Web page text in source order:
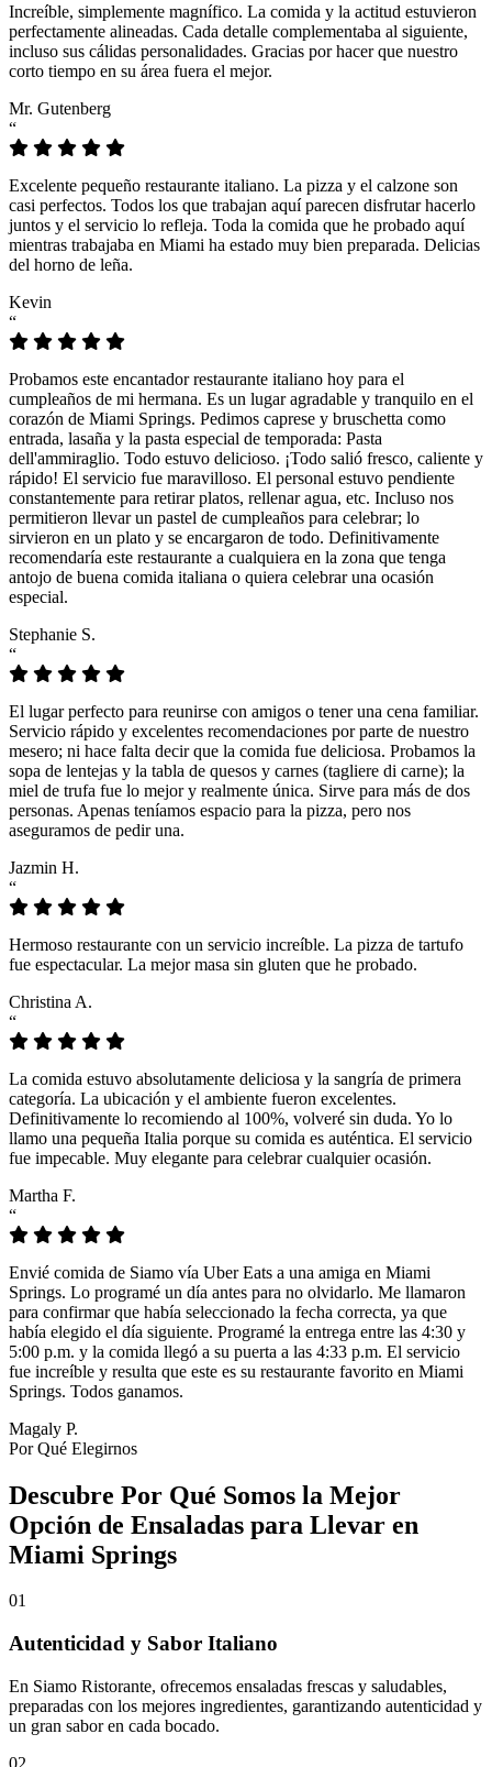
Increíble, simplemente magnífico. La comida y la actitud estuvieron
perfectamente alineadas. Cada detalle complementaba al siguiente,
incluso sus cálidas personalidades. Gracias por hacer que nuestro
corto tiempo en su área fuera el mejor.
Mr. Gutenberg
“
Excelente pequeño restaurante italiano. La pizza y el calzone son
casi perfectos. Todos los que trabajan aquí parecen disfrutar hacerlo
juntos y el servicio lo refleja. Toda la comida que he probado aquí
mientras trabajaba en Miami ha estado muy bien preparada. Delicias
del horno de leña.
Kevin
“
Probamos este encantador restaurante italiano hoy para el
cumpleaños de mi hermana. Es un lugar agradable y tranquilo en el
corazón de Miami Springs. Pedimos caprese y bruschetta como
entrada, lasaña y la pasta especial de temporada: Pasta
dell'ammiraglio. Todo estuvo delicioso. ¡Todo salió fresco, caliente y
rápido! El servicio fue maravilloso. El personal estuvo pendiente
constantemente para retirar platos, rellenar agua, etc. Incluso nos
permitieron llevar un pastel de cumpleaños para celebrar; lo
sirvieron en un plato y se encargaron de todo. Definitivamente
recomendaría este restaurante a cualquiera en la zona que tenga
antojo de buena comida italiana o quiera celebrar una ocasión
especial.
Stephanie S.
“
El lugar perfecto para reunirse con amigos o tener una cena familiar.
Servicio rápido y excelentes recomendaciones por parte de nuestro
mesero; ni hace falta decir que la comida fue deliciosa. Probamos la
sopa de lentejas y la tabla de quesos y carnes (tagliere di carne); la
miel de trufa fue lo mejor y realmente única. Sirve para más de dos
personas. Apenas teníamos espacio para la pizza, pero nos
aseguramos de pedir una.
Jazmin H.
“
Hermoso restaurante con un servicio increíble. La pizza de tartufo
fue espectacular. La mejor masa sin gluten que he probado.
Christina A.
“
La comida estuvo absolutamente deliciosa y la sangría de primera
categoría. La ubicación y el ambiente fueron excelentes.
Definitivamente lo recomiendo al 100%, volveré sin duda. Yo lo
llamo una pequeña Italia porque su comida es auténtica. El servicio
fue impecable. Muy elegante para celebrar cualquier ocasión.
Martha F.
“
Envié comida de Siamo vía Uber Eats a una amiga en Miami
Springs. Lo programé un día antes para no olvidarlo. Me llamaron
para confirmar que había seleccionado la fecha correcta, ya que
había elegido el día siguiente. Programé la entrega entre las 4:30 y
5:00 p.m. y la comida llegó a su puerta a las 4:33 p.m. El servicio
fue increíble y resulta que este es su restaurante favorito en Miami
Springs. Todos ganamos.
Magaly P.
Por Qué Elegirnos
Descubre Por Qué Somos la Mejor
Opción de Ensaladas para Llevar en
Miami Springs
01
Autenticidad y Sabor Italiano
En Siamo Ristorante, ofrecemos ensaladas frescas y saludables,
preparadas con los mejores ingredientes, garantizando autenticidad y
un gran sabor en cada bocado.
02